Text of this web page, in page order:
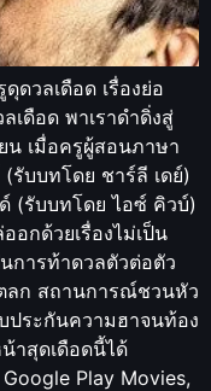
ดวลเดือด เรื่องย่อ
ดือด พาเราดำดิ่งสู่
น เมื่อครูผู้สอนภาษา
รับบทโดย ชาร์ลี เดย์)
(รับบทโดย ไอซ์ คิวบ์)
อกด้วยเรื่องไม่เป็น
การท้าดวลตัวต่อตัว
ตลก สถานการณ์ชวนหัว
ประกันความฮาจนท้อง
าสุดเดือดนี้ได้
Play Movies,